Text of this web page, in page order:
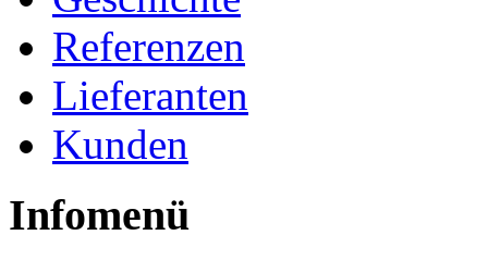
Referenzen
Lieferanten
Kunden
Infomenü